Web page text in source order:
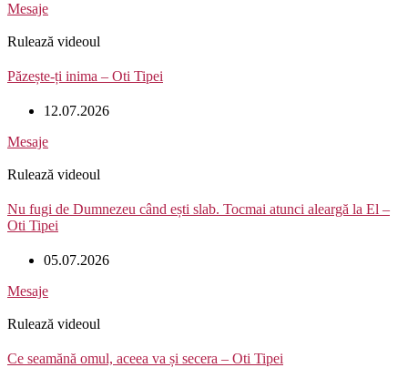
Mesaje
Rulează videoul
Păzește-ți inima – Oti Tipei
12.07.2026
Mesaje
Rulează videoul
Nu fugi de Dumnezeu când ești slab. Tocmai atunci aleargă la El –
Oti Tipei
05.07.2026
Mesaje
Rulează videoul
Ce seamănă omul, aceea va și secera – Oti Tipei